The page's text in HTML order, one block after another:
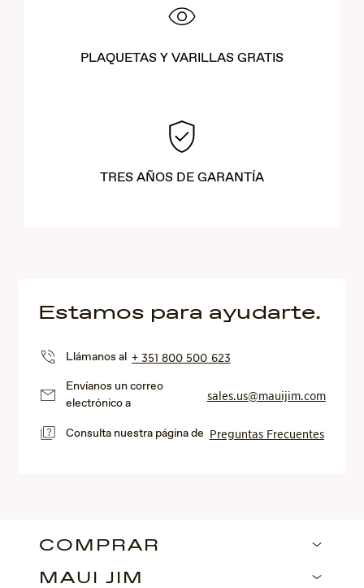
PLAQUETAS Y VARILLAS GRATIS
TRES AÑOS DE GARANTÍA
Estamos para ayudarte.
Llámanos al+ 351 800 500 623
Envíanos un correo
electrónico a
sales.us@mauijim.com
Consulta nuestra página de Preguntas Frecuentes
COMPRAR
MAUI JIM